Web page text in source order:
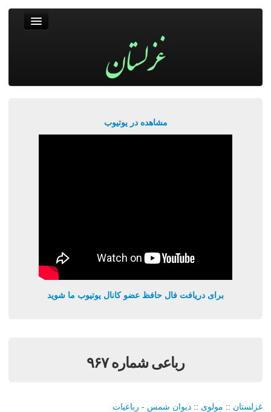
مشاهده در یوتیوب
برای دریافت فال حافظ عضو کانال یوتیوب ما شوید
رباعی شماره ۹۶۷
غزلستان :: مولوی :: دیوان شمس - رباعیات